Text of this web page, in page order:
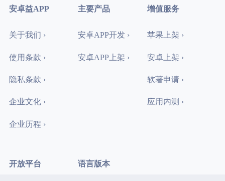
安卓益APP
关于我们 ›
使用条款 ›
隐私条款 ›
企业文化 ›
企业历程 ›
主要产品
安卓APP开发 ›
安卓APP上架 ›
增值服务
苹果上架 ›
安卓上架 ›
软著申请 ›
应用内测 ›
开放平台 语言版本